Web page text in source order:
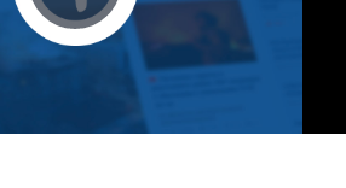
Play Video